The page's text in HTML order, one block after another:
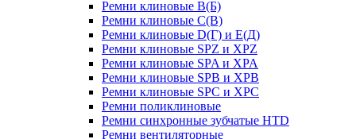
Ремни клиновые В(Б)
Ремни клиновые С(В)
Ремни клиновые D(Г) и Е(Д)
Ремни клиновые SPZ и XPZ
Ремни клиновые SPA и XPA
Ремни клиновые SPB и XPB
Ремни клиновые SPC и XPC
Ремни поликлиновые
Ремни синхронные зубчатые HTD
Ремни вентиляторные